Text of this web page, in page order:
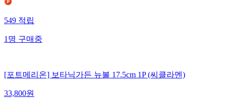
549 적립
1 명 구매중
[포트메리온] 보타닉가든 뉴볼 17.5cm 1P (씨클라멘)
33,800원